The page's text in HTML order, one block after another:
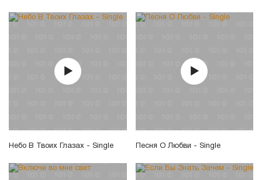
Небо В Твоих Глазах - Single Песня О Любви - Single